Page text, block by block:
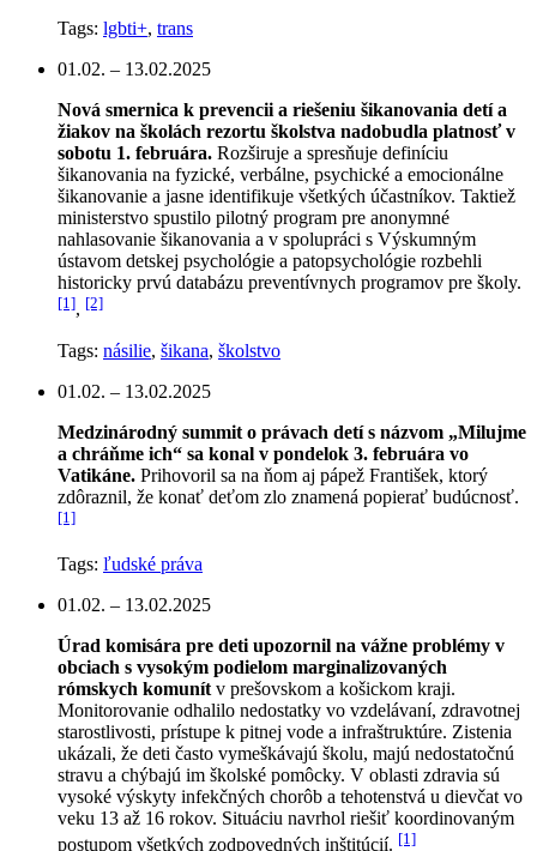
Tags: lgbti+, trans
01.02. – 13.02.2025
Nová smernica k prevencii a riešeniu šikanovania detí a
žiakov na školách rezortu školstva nadobudla platnosť v
sobotu 1. februára. Rozširuje a spresňuje definíciu
šikanovania na fyzické, verbálne, psychické a emocionálne
šikanovanie a jasne identifikuje všetkých účastníkov. Taktiež
ministerstvo spustilo pilotný program pre anonymné
nahlasovanie šikanovania a v spolupráci s Výskumným
ústavom detskej psychológie a patopsychológie rozbehli
historicky prvú databázu preventívnych programov pre školy.
[1], [2]
Tags: násilie, šikana, školstvo
01.02. – 13.02.2025
Medzinárodný summit o právach detí s názvom „Milujme
a chráňme ich“ sa konal v pondelok 3. februára vo
Vatikáne. Prihovoril sa na ňom aj pápež František, ktorý
zdôraznil, že konať deťom zlo znamená popierať budúcnosť.
[1]
Tags: ľudské práva
01.02. – 13.02.2025
Úrad komisára pre deti upozornil na vážne problémy v
obciach s vysokým podielom marginalizovaných
rómskych komunít v prešovskom a košickom kraji.
Monitorovanie odhalilo nedostatky vo vzdelávaní, zdravotnej
starostlivosti, prístupe k pitnej vode a infraštruktúre. Zistenia
ukázali, že deti často vymeškávajú školu, majú nedostatočnú
stravu a chýbajú im školské pomôcky. V oblasti zdravia sú
vysoké výskyty infekčných chorôb a tehotenstvá u dievčat vo
veku 13 až 16 rokov. Situáciu navrhol riešiť koordinovaným
postupom všetkých zodpovedných inštitúcií. [1]